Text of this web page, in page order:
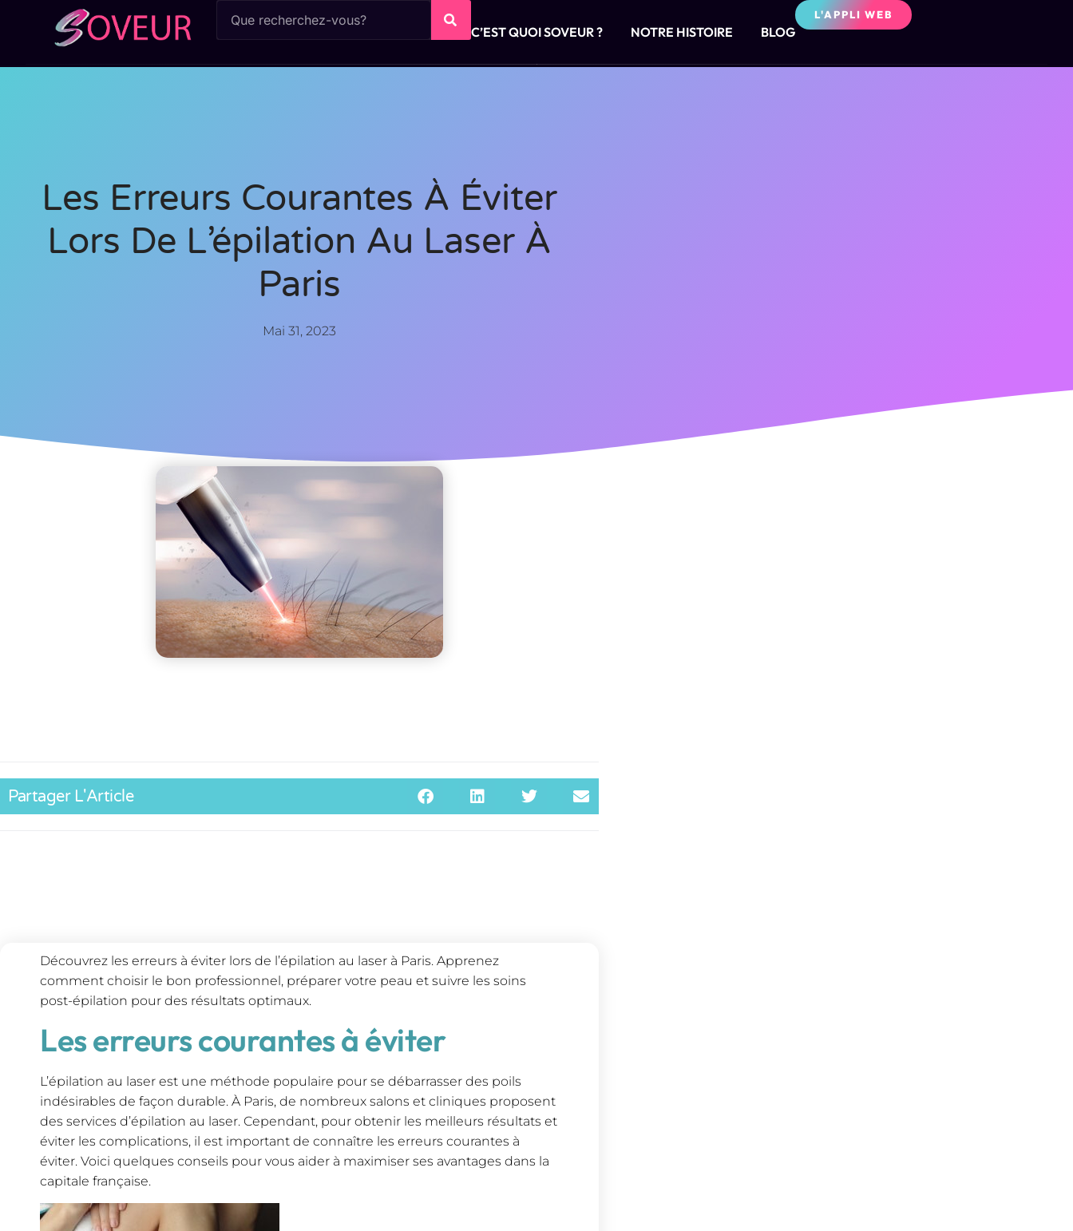
C’EST QUOI SOVEUR ? NOTRE HISTOIRE BLOG
L'APPLI WEB
Les Erreurs Courantes À Éviter
Lors De L’épilation Au Laser À
Paris
Mai 31, 2023
Partager L'Article
Découvrez les erreurs à éviter lors de l’épilation au laser à Paris. Apprenez
comment choisir le bon professionnel, préparer votre peau et suivre les soins
post-épilation pour des résultats optimaux.
Les erreurs courantes à éviter
L’épilation au laser est une méthode populaire pour se débarrasser des poils
indésirables de façon durable. À Paris, de nombreux salons et cliniques proposent
des services d’épilation au laser. Cependant, pour obtenir les meilleurs résultats et
éviter les complications, il est important de connaître les erreurs courantes à
éviter. Voici quelques conseils pour vous aider à maximiser ses avantages dans la
capitale française.